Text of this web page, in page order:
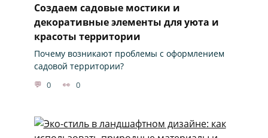
Создаем садовые мостики и
декоративные элементы для уюта и
красоты территории
Почему возникают проблемы с оформлением
садовой территории?
0 0